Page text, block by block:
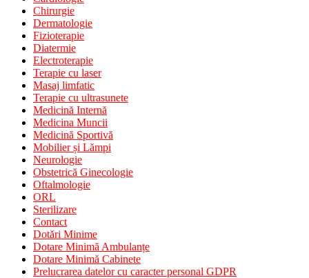
Chirurgie
Dermatologie
Fizioterapie
Diatermie
Electroterapie
Terapie cu laser
Masaj limfatic
Terapie cu ultrasunete
Medicină Internă
Medicina Muncii
Medicină Sportivă
Mobilier și Lămpi
Neurologie
Obstetrică Ginecologie
Oftalmologie
ORL
Sterilizare
Contact
Dotări Minime
Dotare Minimă Ambulanțe
Dotare Minimă Cabinete
Prelucrarea datelor cu caracter personal GDPR